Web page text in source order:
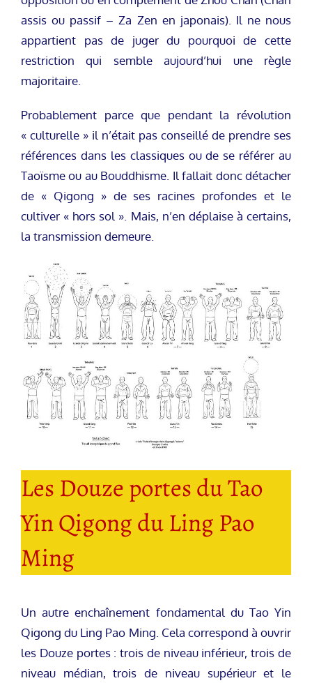
assis ou passif – Za Zen en japonais). Il ne nous
appartient pas de juger du pourquoi de cette
restriction qui semble aujourd’hui une règle
majoritaire.
Probablement parce que pendant la révolution
« culturelle » il n’était pas conseillé de prendre ses
références dans les classiques ou de se référer au
Taoïsme ou au Bouddhisme. Il fallait donc détacher
de « Qigong » de ses racines profondes et le
cultiver « hors sol ». Mais, n’en déplaise à certains,
la transmission demeure.
Les Douze portes du Tao
Yin Qigong du Ling Pao
Ming
Un autre enchaînement fondamental du Tao Yin
Qigong du Ling Pao Ming. Cela correspond à ouvrir
les Douze portes : trois de niveau inférieur, trois de
niveau médian, trois de niveau supérieur et le